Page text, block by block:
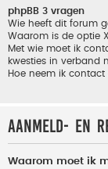
phpBB 3 vragen
Wie heeft dit forum
Waarom is de optie
Met wie moet ik
kwesties in verband
Hoe neem ik
Aanmeld- en
Waarom moet ik